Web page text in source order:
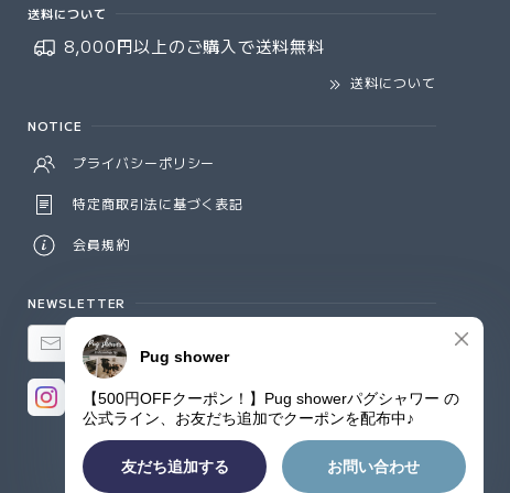
送料について
8,000円以上のご購入で送料無料
送料について
NOTICE
プライバシーポリシー
特定商取引法に基づく表記
会員規約
NEWSLETTER